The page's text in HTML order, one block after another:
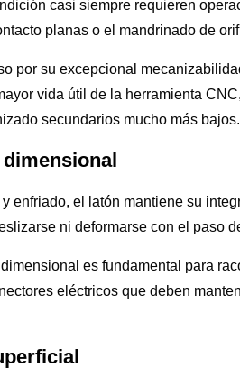
casi siempre requieren
planas o el mandrinado de
por su excepcional
vida útil de la herramienta
secundarios mucho más bajos.
enfriado, el latón mantiene su
ni deformarse con el paso
es fundamental para
eléctricos que deben